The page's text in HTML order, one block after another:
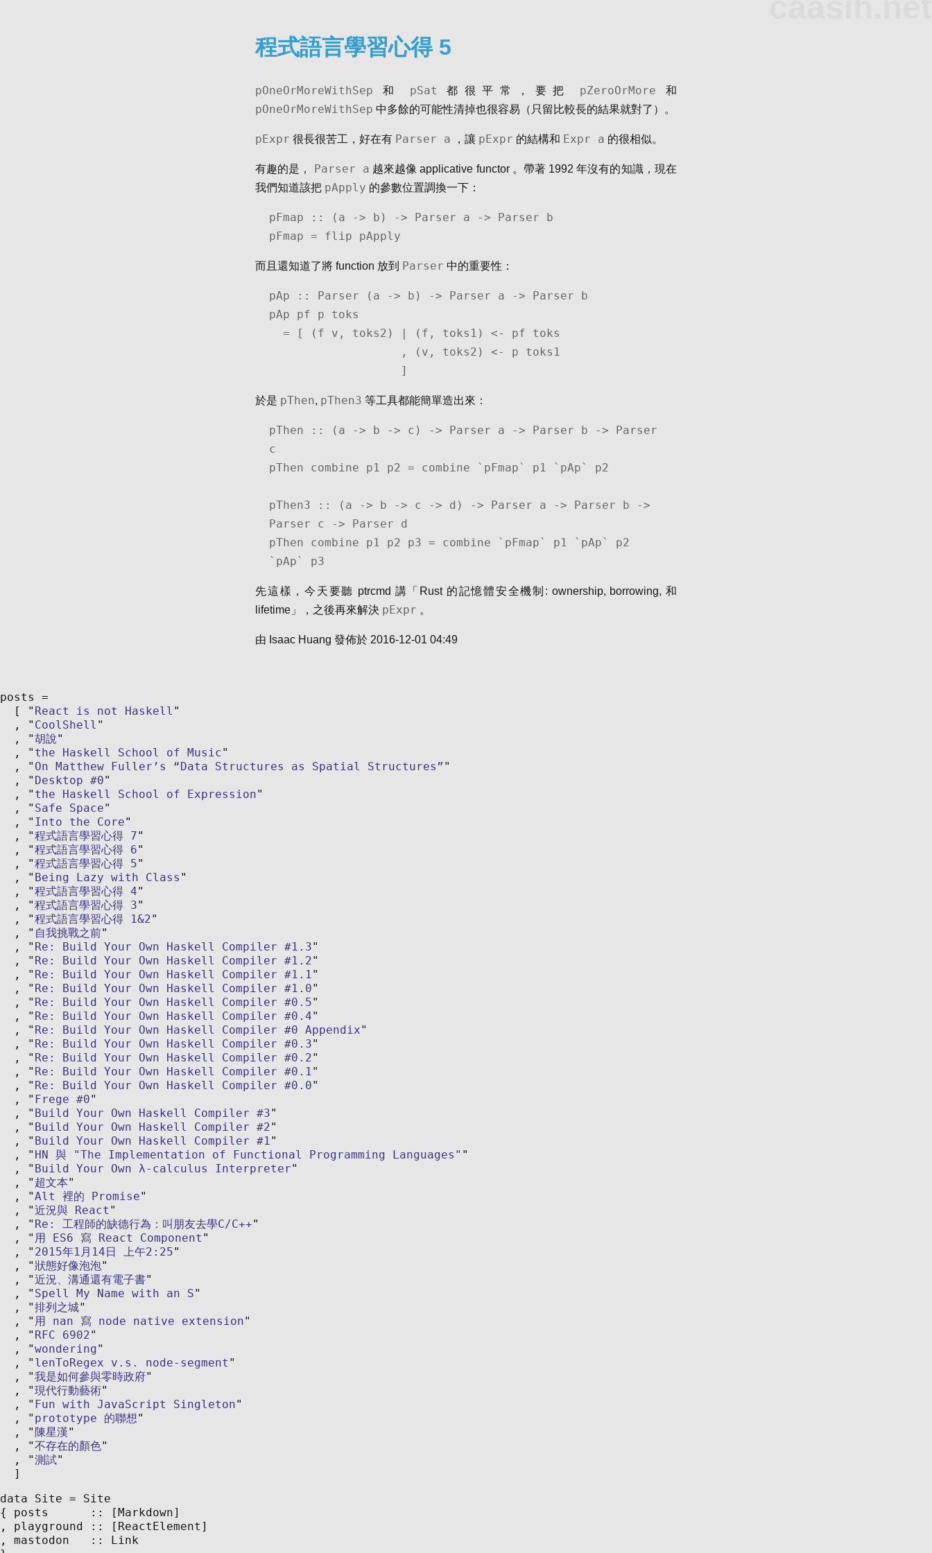
程式語言學習心得 5
pOneOrMoreWithSep 和 pSat 都很平常，要把 pZeroOrMore 和
pOneOrMoreWithSep 中多餘的可能性清掉也很容易（只留比較長的結果就對了）。
pExpr 很長很苦工，好在有 Parser a ，讓 pExpr 的結構和 Expr a 的很相似。
有趣的是， Parser a 越來越像 applicative functor 。帶著 1992 年沒有的知識，現在
我們知道該把 pApply 的參數位置調換一下：
pFmap :: (a -> b) -> Parser a -> Parser b
pFmap = flip pApply
而且還知道了將 function 放到 Parser 中的重要性：
pAp :: Parser (a -> b) -> Parser a -> Parser b
pAp pf p toks
                   ]
於是 pThen, pThen3 等工具都能簡單造出來：
pThen :: (a -> b -> c) -> Parser a -> Parser b -> Parser
c
pThen combine p1 p2 = combine `pFmap` p1 `pAp` p2
pThen3 :: (a -> b -> c -> d) -> Parser a -> Parser b ->
Parser c -> Parser d
pThen combine p1 p2 p3 = combine `pFmap` p1 `pAp` p2
`pAp` p3
先這樣，今天要聽 ptrcmd 講「Rust 的記憶體安全機制: ownership, borrowing, 和
lifetime」，之後再來解決 pExpr 。
由 Isaac Huang 發佈於 2016-12-01 04:49
posts
React is not Haskell
CoolShell
胡說
the Haskell School of Music
On Matthew Fuller’s “Data Structures as Spatial Structures”
Desktop #0
the Haskell School of Expression
Safe Space
Into the Core
程式語言學習心得 7
程式語言學習心得 6
程式語言學習心得 5
Being Lazy with Class
程式語言學習心得 4
程式語言學習心得 3
程式語言學習心得 1&2
自我挑戰之前
Re: Build Your Own Haskell Compiler #1.3
Re: Build Your Own Haskell Compiler #1.2
Re: Build Your Own Haskell Compiler #1.1
Re: Build Your Own Haskell Compiler #1.0
Re: Build Your Own Haskell Compiler #0.5
Re: Build Your Own Haskell Compiler #0.4
Re: Build Your Own Haskell Compiler #0 Appendix
Re: Build Your Own Haskell Compiler #0.3
Re: Build Your Own Haskell Compiler #0.2
Re: Build Your Own Haskell Compiler #0.1
Re: Build Your Own Haskell Compiler #0.0
Frege #0
Build Your Own Haskell Compiler #3
Build Your Own Haskell Compiler #2
Build Your Own Haskell Compiler #1
HN 與 "The Implementation of Functional Programming Languages"
Build Your Own λ-calculus Interpreter
超文本
Alt 裡的 Promise
近況與 React
Re: 工程師的缺德行為：叫朋友去學C/C++
用 ES6 寫 React Component
2015年1月14日 上午2:25
狀態好像泡泡
近況、溝通還有電子書
Spell My Name with an S
排列之城
用 nan 寫 node native extension
RFC 6902
wondering
lenToRegex v.s. node-segment
我是如何參與零時政府
現代行動藝術
Fun with JavaScript Singleton
prototype 的聯想
陳星漢
不存在的顏色
測試